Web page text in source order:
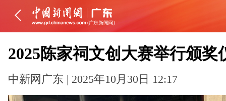
2025陈家祠文创大赛举行颁奖
中新网广东 | 2025年10月30日 12:17